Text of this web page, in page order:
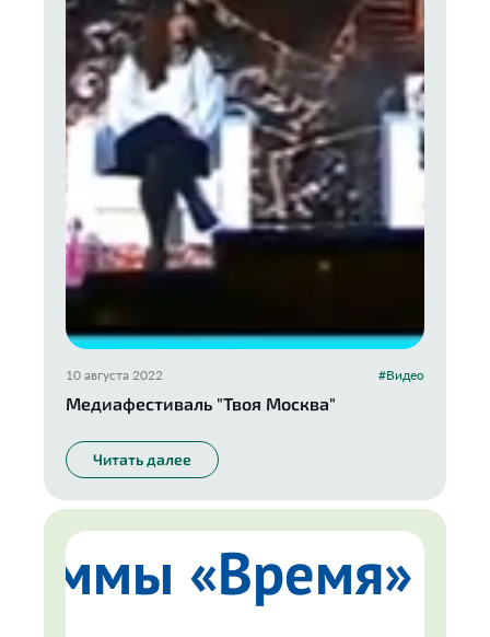
10 августа 2022 #Видео
Медиафестиваль "Твоя Москва"
Читать далее